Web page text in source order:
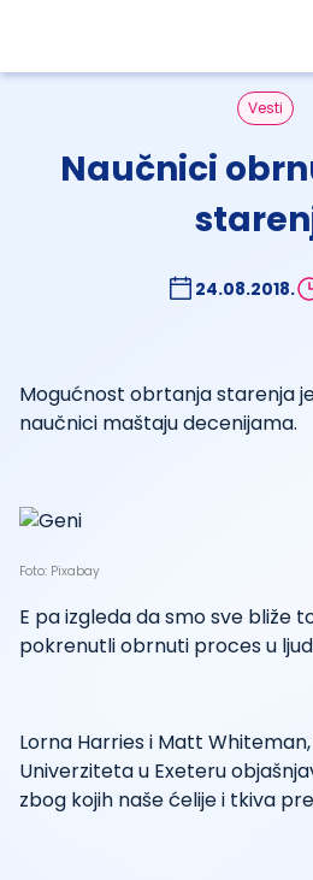
Vesti
Naučnici
24.08.2018.
Mogućnost obrtanja starenja
naučnici maštaju decenijama.
Foto: Pixabay
E pa izgleda da smo sve bliže
pokrenutli obrnuti proces u
Lorna Harries i Matt
Univerziteta u Exeteru
zbog kojih naše ćelije i tkiva